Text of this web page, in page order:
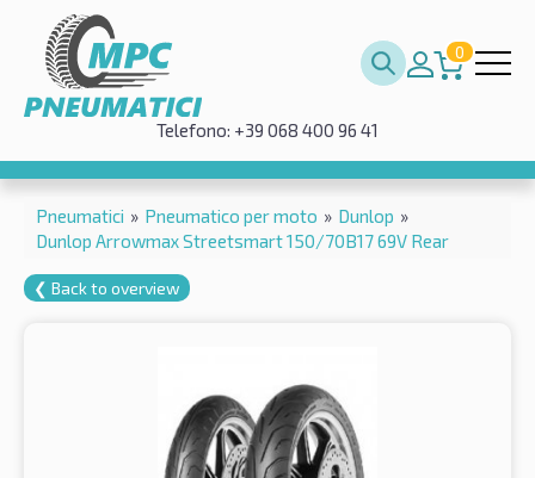
0
Telefono: +39 068 400 96 41
Pneumatici » Pneumatico per moto » Dunlop »
Dunlop Arrowmax Streetsmart 150/70B17 69V Rear
❮ Back to overview